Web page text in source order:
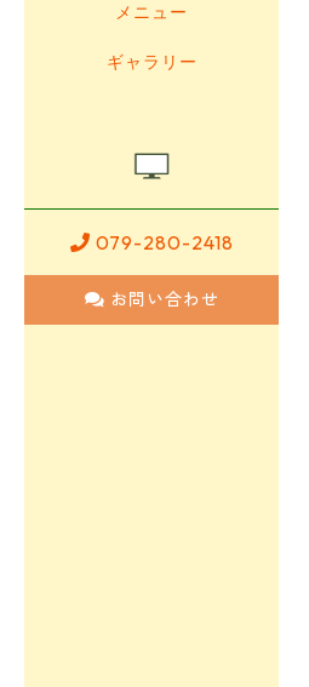
メニュー
ギャラリー
079-280-2418
お問い合わせ